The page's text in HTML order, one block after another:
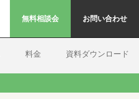
無料相談会 お問い合わせ
料金 資料ダウンロード